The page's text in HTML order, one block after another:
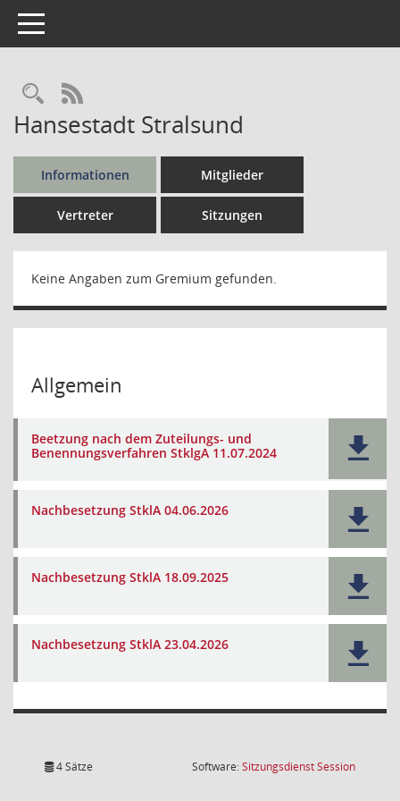
Toggle navigation
Rechercheauswahl
RSS-Feed
Hansestadt Stralsund
Informationen Mitglieder
Vertreter Sitzungen
Keine Angaben zum Gremium gefunden.
Allgemein
Beetzung nach dem Zuteilungs- und
Benennungsverfahren StklgA 11.07.2024
Nachbesetzung StklA 04.06.2026
Nachbesetzung StklA 18.09.2025
Nachbesetzung StklA 23.04.2026
4 Sätze Software:SitzungsdienstSession(Wird in